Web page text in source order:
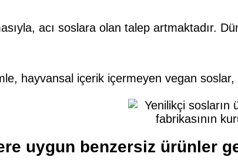
acı soslara olan talep artmaktadır.
hayvansal içerik içermeyen vegan
uygun benzersiz ürünler